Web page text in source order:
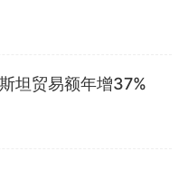
坦贸易额年增37%